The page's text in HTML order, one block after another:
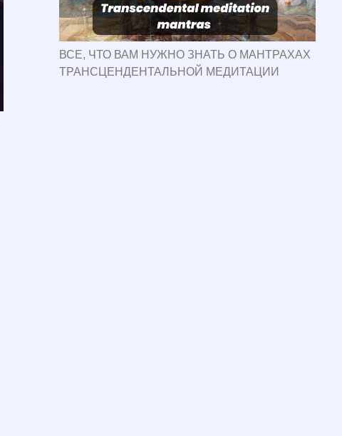
ВСЕ, ЧТО ВАМ НУЖНО ЗНАТЬ О МАНТРАХАХ
ТРАНСЦЕНДЕНТАЛЬНОЙ МЕДИТАЦИИ